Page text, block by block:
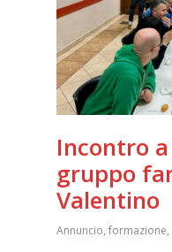
Incontro
gruppo
Valentino
Annuncio, formazione,